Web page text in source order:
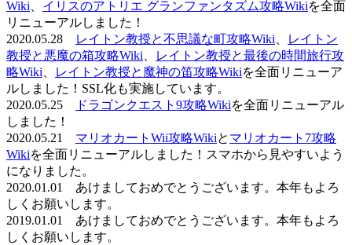
Wiki
イリスのアトリエ グランファンタズム攻略Wikiを全面
リニューアルしました！
2020.05.28
レイトン教授と不思議な町攻略Wiki
レイトン
教授と悪魔の箱攻略Wiki
レイトン教授と最後の時間旅行攻
略Wiki
レイトン教授と魔神の笛攻略Wikiを全面リニューア
ルしました！SSL化も実施しています。
2020.05.25
ドラゴンクエスト9攻略Wikiを全面リニューアル
しました！
2020.05.21 マリオカートWii攻略Wikiと マリオカート7攻略
Wikiを全面リニューアルしました！スマホから見やすいよう
になりました。
2020.01.01 あけましておめでとうございます。本年もよろ
しくお願いします。
2019.01.01 あけましておめでとうございます。本年もよろ
しくお願いします。